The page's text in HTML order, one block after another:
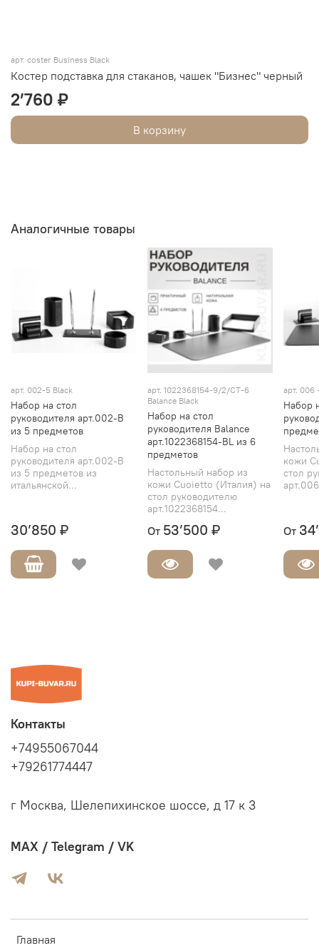
арт. coster Business Black
Костер подставка для стаканов, чашек "Бизнес" черный
2’760 ₽
В корзину
Аналогичные товары
арт. 002-5 Black
Набор на стол
руководителя арт.002-B
из 5 предметов
Набор на стол
руководителя арт.002-B
из 5 предметов из
итальянской...
30’850 ₽
арт. 1022368154-9/2/СТ-6
Balance Black
Набор на стол
руководителя Balance
арт.1022368154-BL из 6
предметов
Настольный набор из
кожи Cuoietto (Италия) на
стол руководителю
арт.1022368154...
От 53’500 ₽
арт. 006
Набор
кожи
стол
От
Главная
Контакты
+74955067044
+79261774447
г Москва, Шелепихинское шоссе, д 17 к 3
MAX / Telegram / VK